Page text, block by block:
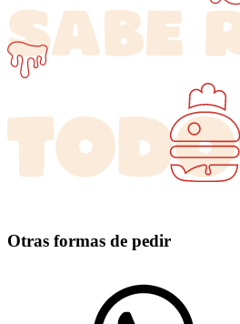
Otras formas de pedir